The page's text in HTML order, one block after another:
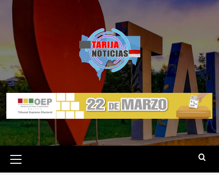
Saltar
contenido
primario